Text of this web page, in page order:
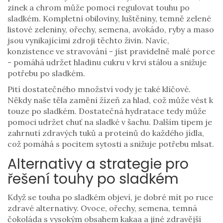
zinek a chrom může pomoci regulovat touhu po
sladkém. Kompletní obiloviny, luštěniny, temně zelené
listové zeleniny, ořechy, semena, avokádo, ryby a maso
jsou vynikajícími zdroji těchto živin. Navíc,
konzistence ve stravování - jíst pravidelně malé porce
- pomáhá udržet hladinu cukru v krvi stálou a snižuje
potřebu po sladkém.
Pití dostatečného množství vody je také klíčové.
Někdy naše těla zamění žízeň za hlad, což může vést k
touze po sladkém. Dostatečná hydratace tedy může
pomoci udržet chuť na sladké v šachu. Dalším tipem je
zahrnutí zdravých tuků a proteinů do každého jídla,
což pomáhá s pocitem sytosti a snižuje potřebu mlsat.
Alternativy a strategie pro
řešení touhy po sladkém
Když se touha po sladkém objeví, je dobré mít po ruce
zdravé alternativy. Ovoce, ořechy, semena, temná
čokoláda s vysokým obsahem kakaa a jiné zdravější